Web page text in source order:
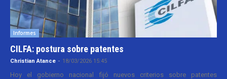
Informes
CILFA: postura sobre patentes
Christian Atance - 18/03/2026 15:45
Hoy el gobierno nacional fijó nuevos criterios sobre patentes